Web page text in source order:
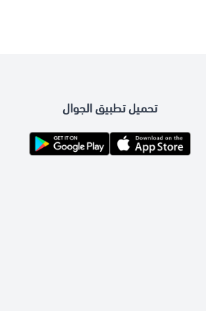
تحميل تطبيق الجوال